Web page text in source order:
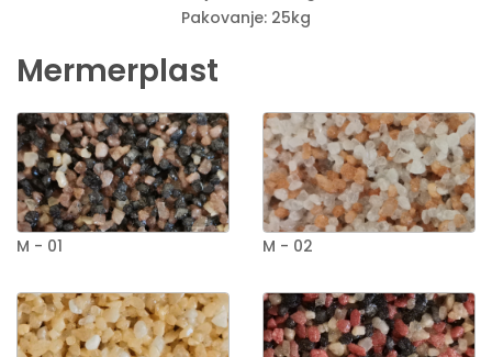
Pakovanje: 25kg
Mermerplast
M - 01 M - 02